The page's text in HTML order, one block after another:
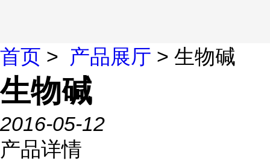
首页 > 产品展厅 > 生物碱
生物碱
2016-05-12
产品详情